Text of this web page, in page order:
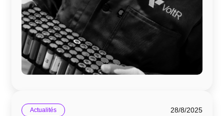
Actualités 28/8/2025